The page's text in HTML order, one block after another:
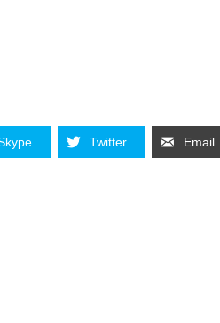
Twitter Email